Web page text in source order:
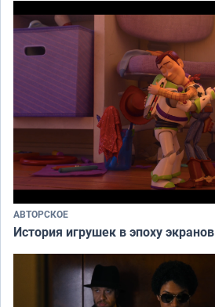
АВТОРСКОЕ
История игрушек в эпоху экранов